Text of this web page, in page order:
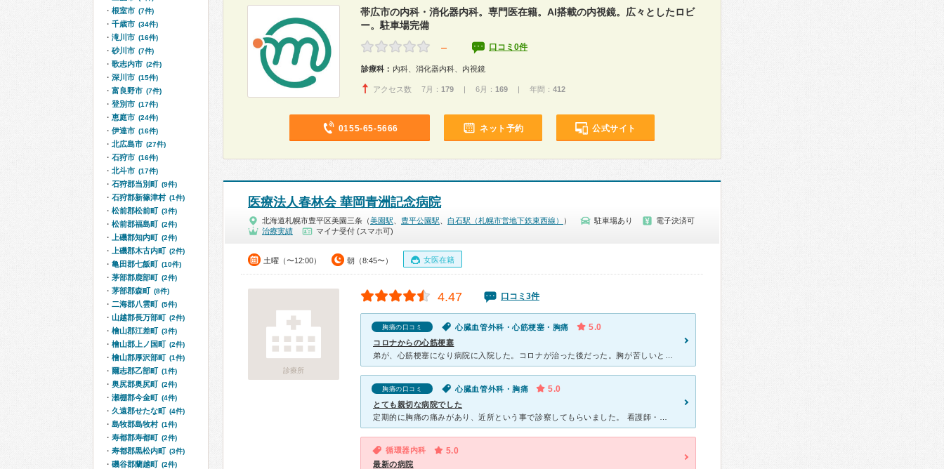
帯広市の内科・消化器内科。専門医在籍。AI搭載の内視鏡。広々としたロビ
ー。駐車場完備
－ 口コミ0件
診療科： 内科、消化器内科、内視鏡
アクセス数 7月： 179 | 6月： 169 | 年間： 412
0155-65-5666 ネット予約 公式サイト
医療法人春林会 華岡青洲記念病院
北海道札幌市豊平区美園三条（美園駅 豊平公園駅 白石駅（札幌市営地下鉄東西線） ） 駐車場あり
電子決済可
治療実績
マイナ受付 (スマホ可)
土曜（〜12:00） 朝（8:45〜） 女医在籍
診療所
4.47 口コミ3件
胸痛の口コミ 心臓血管外科・心筋梗塞・胸痛 5.0
コロナからの心筋梗塞
胸痛の口コミ 心臓血管外科・胸痛 5.0
とても親切な病院でした
循環器内科 5.0
最新の病院
根室市 (7件)
千歳市 (34件)
滝川市 (16件)
砂川市 (7件)
歌志内市 (2件)
深川市 (15件)
富良野市 (7件)
登別市 (17件)
恵庭市 (24件)
伊達市 (16件)
北広島市 (27件)
石狩市 (16件)
北斗市 (17件)
石狩郡当別町 (9件)
石狩郡新篠津村 (1件)
松前郡松前町 (3件)
松前郡福島町 (2件)
上磯郡知内町 (2件)
上磯郡木古内町 (2件)
亀田郡七飯町 (10件)
茅部郡鹿部町 (2件)
茅部郡森町 (8件)
二海郡八雲町 (5件)
山越郡長万部町 (2件)
檜山郡江差町 (3件)
檜山郡上ノ国町 (2件)
檜山郡厚沢部町 (1件)
爾志郡乙部町 (1件)
奥尻郡奥尻町 (2件)
瀬棚郡今金町 (4件)
久遠郡せたな町 (4件)
島牧郡島牧村 (1件)
寿都郡寿都町 (2件)
寿都郡黒松内町 (3件)
磯谷郡蘭越町 (2件)